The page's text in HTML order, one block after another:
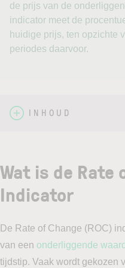
de prijs van de
indicator meet de
huidige prijs, ten opzichte
periodes daarvoor.
INHOUD
Wat is de Rate
Indicator
De Rate of Change (ROC)
van een onderliggende
tijdstip. Vaak wordt gekozen